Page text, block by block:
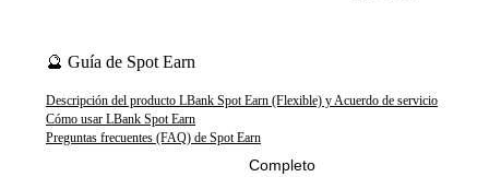
🔮 Guía de Spot Earn
Descripción del producto LBank Spot Earn (Flexible) y Acuerdo de servicio
Cómo usar LBank Spot Earn
Preguntas frecuentes (FAQ) de Spot Earn
Completo